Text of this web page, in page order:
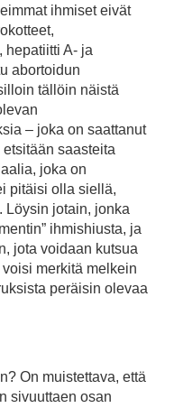
ihmiset eivät
hepatiitti A- ja
abortoidun
tällöin näistä
– joka on saattanut
saasteita
joka on
pitäisi olla siellä,
Löysin jotain, jonka
ihmishiusta, ja
jota voidaan kutsua
merkitä melkein
peräisin olevaa
On muistettava, että
sivuuttaen osan